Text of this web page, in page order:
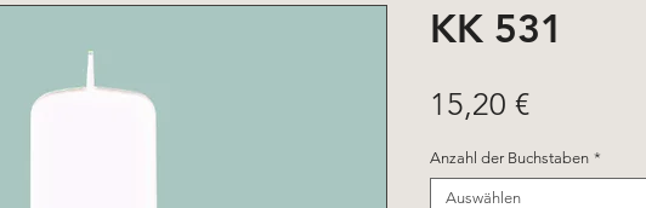
KK 531
15,20 €Preis
Anzahl der Buchstaben *
Auswählen